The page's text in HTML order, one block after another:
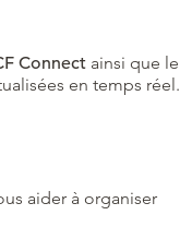
Connect ainsi que le
en temps réel.
aider à organiser